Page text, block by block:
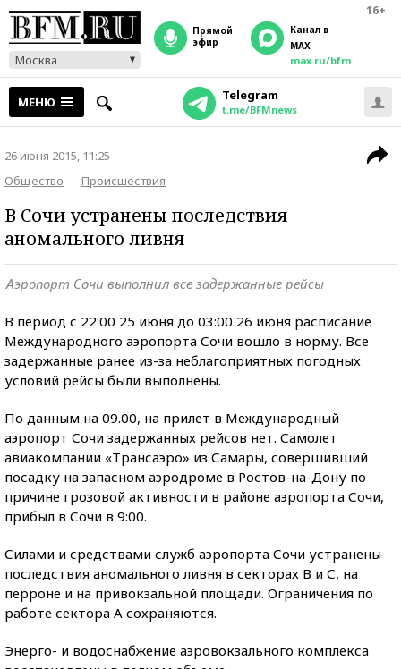
16+
Москва
прямой
эфир
Канал в
MAX
max.ru/bfm
МЕНЮ Telegram
t.me/BFMnews
26 июня 2015, 11:25
Общество
Происшествия
В Сочи устранены последствия
аномального ливня
Аэропорт Сочи выполнил все задержанные рейсы
В период с 22:00 25 июня до 03:00 26 июня расписание
Международного аэропорта Сочи вошло в норму. Все
задержанные ранее из-за неблагоприятных погодных
условий рейсы были выполнены.
По данным на 09.00, на прилет в Международный
аэропорт Сочи задержанных рейсов нет. Самолет
авиакомпании «Трансаэро» из Самары, совершивший
посадку на запасном аэродроме в Ростов-на-Дону по
причине грозовой активности в районе аэропорта Сочи,
прибыл в Сочи в 9:00.
Силами и средствами служб аэропорта Сочи устранены
последствия аномального ливня в секторах В и С, на
перроне и на привокзальной площади. Ограничения по
работе сектора А сохраняются.
Энерго- и водоснабжение аэровокзального комплекса